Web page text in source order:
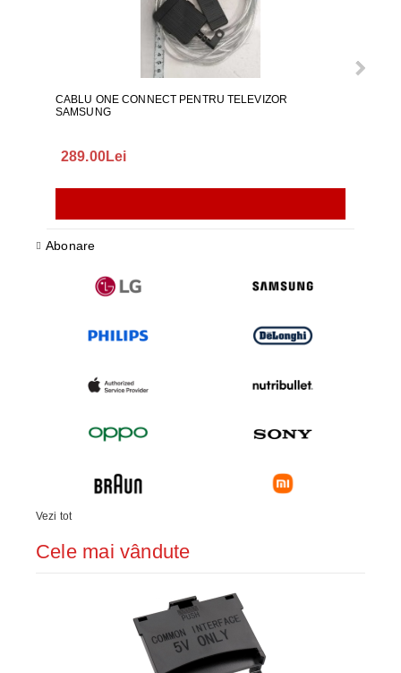
CABLU ONE CONNECT PENTRU TELEVIZOR
SAMSUNG
289.00Lei
Abonare
Vezi tot
Cele mai vândute